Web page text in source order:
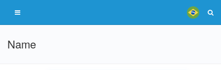
Name